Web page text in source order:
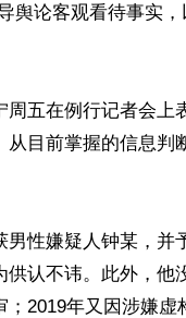
舆论客观看待事实
五在例行记者会上
目前掌握的信息判
性嫌疑人钟某，并
认不讳。此外，他
2019年又因涉嫌虚